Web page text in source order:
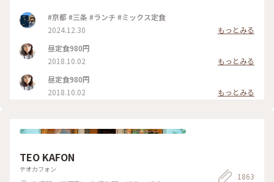
#京都 #三条 #ランチ #ミックス定食
2024.12.30
もっとみる
昼定食980円
2018.10.02
もっとみる
昼定食980円
2018.10.02
もっとみる
TEO KAFON
テオカフォン
1863